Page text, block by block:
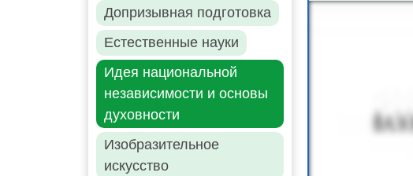
Допризывная подготовка
Естественные науки
Идея национальной
независимости и основы
духовности
Изобразительное
искусство